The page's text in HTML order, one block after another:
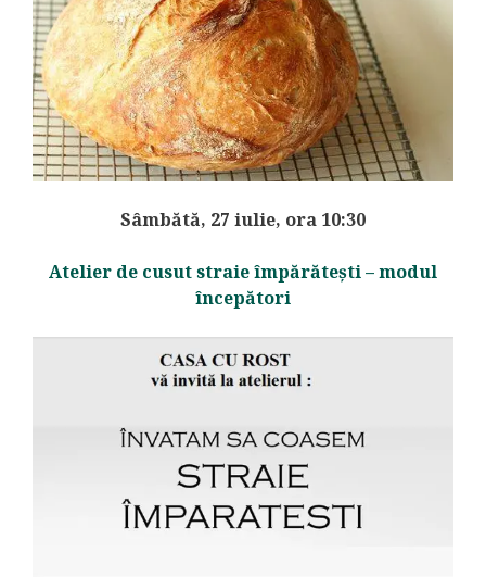
Sâmbătă, 27 iulie, ora 10:30
Atelier de cusut straie împărătești – modul
începători